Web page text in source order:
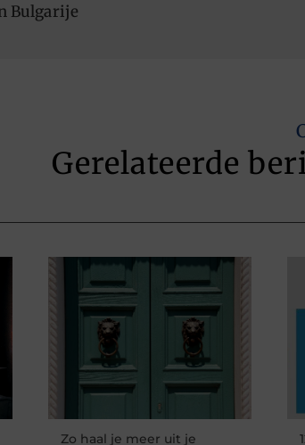
Bulgarije
Gerelateerde
Zo haal je meer uit je